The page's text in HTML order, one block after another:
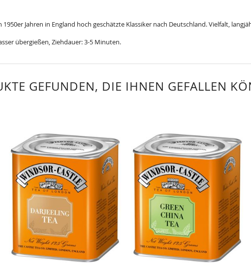
Jahren in England hoch geschätzte Klassiker nach Deutschland. Vielfalt,
übergießen, Ziehdauer: 3-5 Minuten.
GEFUNDEN, DIE IHNEN GEFALLEN